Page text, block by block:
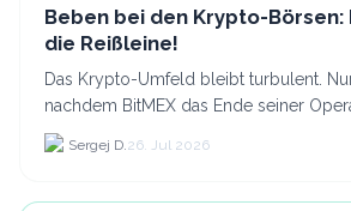
Beben bei den Krypto-
die Reißleine!
Das Krypto-Umfeld bleibt turbulent.
nachdem BitMEX das Ende seiner
September 2026 bekannt gegeben hat,
nächste gr...
Sergej D.26. Jul 2026